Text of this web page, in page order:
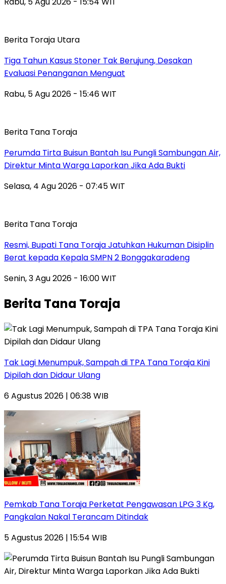
Berita Toraja Utara
Tiga Tahun Kasus Stoner Tak Berujung, Desakan
Evaluasi Penanganan Menguat
Rabu, 5 Agu 2026 - 15:46 WIT
Berita Tana Toraja
Perumda Tirta Buisun Bantah Isu Pungli Sambungan Air,
Direktur Minta Warga Laporkan Jika Ada Bukti
Selasa, 4 Agu 2026 - 07:45 WIT
Berita Tana Toraja
Resmi, Bupati Tana Toraja Jatuhkan Hukuman Disiplin
Berat kepada Kepala SMPN 2 Bonggakaradeng
Senin, 3 Agu 2026 - 16:00 WIT
Berita Tana Toraja
Tak Lagi Menumpuk, Sampah di TPA Tana Toraja Kini
Dipilah dan Didaur Ulang
6 Agustus 2026 | 06:38 WIB
Pemkab Tana Toraja Perketat Pengawasan LPG 3 Kg,
Pangkalan Nakal Terancam Ditindak
5 Agustus 2026 | 15:54 WIB